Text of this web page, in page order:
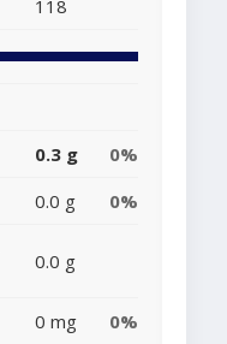
118
0.3 g
0%
0.0 g
0%
0.0 g
0 mg
0%